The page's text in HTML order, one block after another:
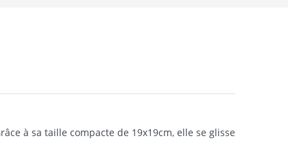
à sa taille compacte de 19x19cm, elle se glisse